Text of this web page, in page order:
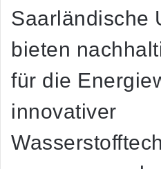
Saarländische
bieten
für die
innovativer